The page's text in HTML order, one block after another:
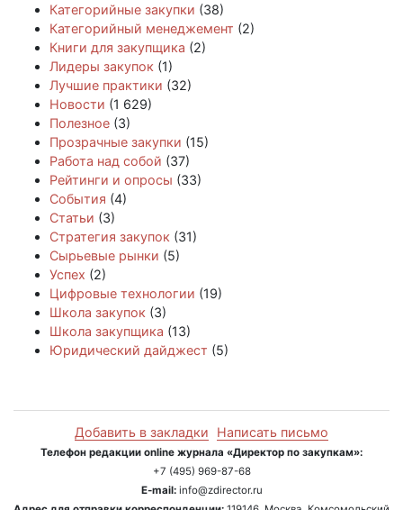
Категорийные закупки (38)
Категорийный менеджемент (2)
Книги для закупщика (2)
Лидеры закупок (1)
Лучшие практики (32)
Новости (1 629)
Полезное (3)
Прозрачные закупки (15)
Работа над собой (37)
Рейтинги и опросы (33)
События (4)
Статьи (3)
Стратегия закупок (31)
Сырьевые рынки (5)
Успех (2)
Цифровые технологии (19)
Школа закупок (3)
Школа закупщика (13)
Юридический дайджест (5)
Добавить в закладки Написать письмо
Телефон редакции online журнала «Директор по закупкам»:
+7 (495) 969-87-68
E-mail:info@zdirector.ru